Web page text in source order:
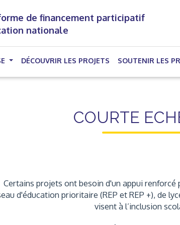
de financement participatif
nationale
DÉCOUVRIR LES PROJETS (CURRENT)
SOUTENIR LES
COURTE
Certains projets ont besoin d'un appui
d'éducation prioritaire (REP et REP +), de
visent à l’inclusion